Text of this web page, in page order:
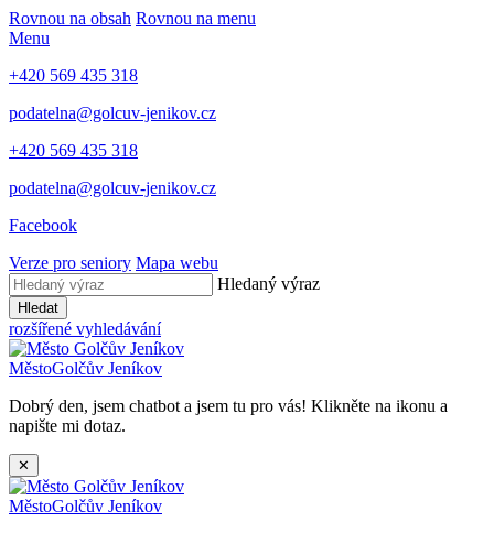
Rovnou na obsah Rovnou na menu
Menu
+420 569 435 318
podatelna@golcuv-jenikov.cz
+420 569 435 318
podatelna@golcuv-jenikov.cz
Facebook
Verze pro seniory Mapa webu
Hledaný výraz
Hledat
rozšířené vyhledávání
MěstoGolčův Jeníkov
Dobrý den, jsem chatbot a jsem tu pro vás! Klikněte na ikonu a
napište mi dotaz.
✕
MěstoGolčův Jeníkov